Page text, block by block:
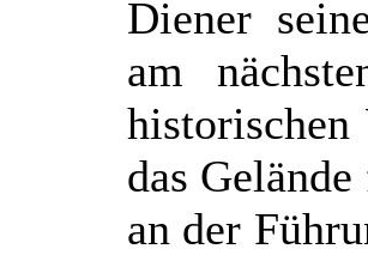
Diener
am
das
an der